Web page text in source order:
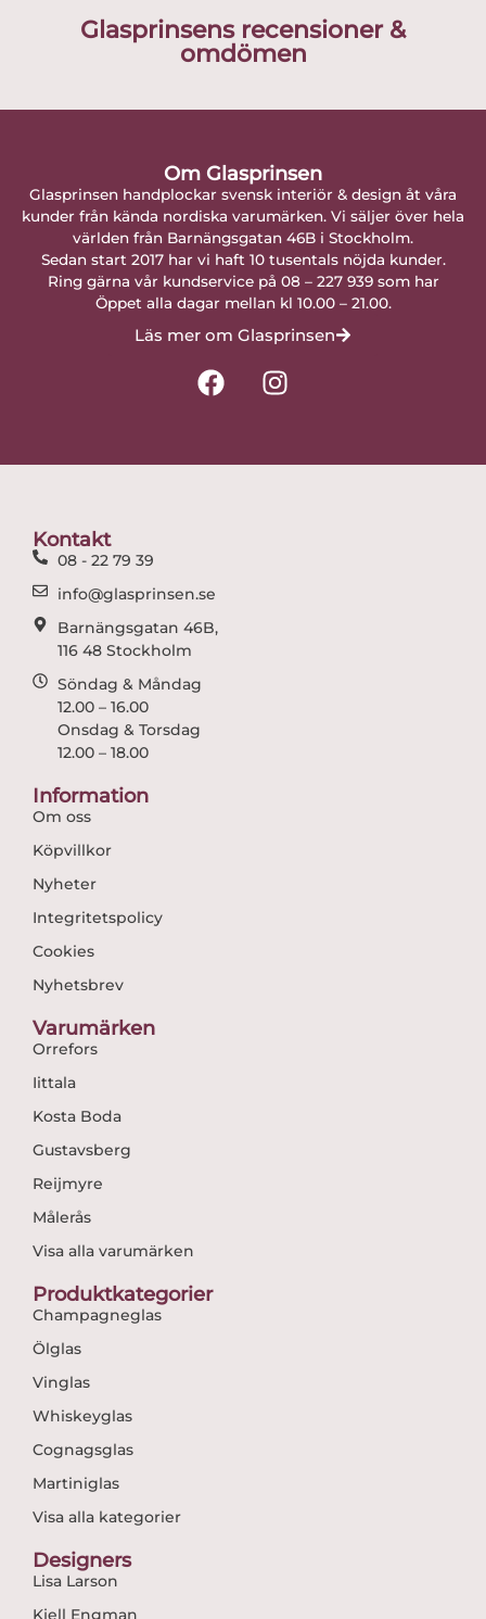
Glasprinsens recensioner &
omdömen
Om Glasprinsen
Glasprinsen handplockar svensk interiör & design åt våra
kunder från kända nordiska varumärken. Vi säljer över hela
världen från Barnängsgatan 46B i Stockholm.
Sedan start 2017 har vi haft 10 tusentals nöjda kunder.
Ring gärna vår kundservice på 08 – 227 939 som har
Öppet alla dagar mellan kl 10.00 – 21.00.
Läs mer om Glasprinsen
F
a
I
n
Kontakt
08 - 22 79 39
info@glasprinsen.se
Barnängsgatan 46B,
116 48 Stockholm
Söndag & Måndag
12.00 – 16.00
Onsdag & Torsdag
12.00 – 18.00
Information
Om oss
Köpvillkor
Nyheter
Integritetspolicy
Cookies
Nyhetsbrev
Varumärken
Orrefors
Iittala
Kosta Boda
Gustavsberg
Reijmyre
Målerås
Visa alla varumärken
Produktkategorier
Champagneglas
Ölglas
Vinglas
Whiskeyglas
Cognagsglas
Martiniglas
Visa alla kategorier
Designers
Lisa Larson
Kjell Engman